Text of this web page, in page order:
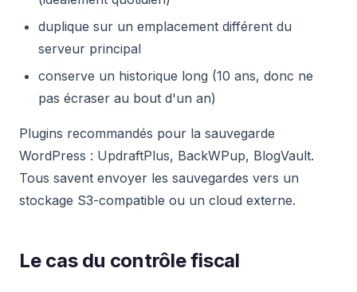
duplique sur un emplacement différent du
serveur principal
conserve un historique long (10 ans, donc ne
pas écraser au bout d'un an)
Plugins recommandés pour la sauvegarde
WordPress : UpdraftPlus, BackWPup, BlogVault.
Tous savent envoyer les sauvegardes vers un
stockage S3-compatible ou un cloud externe.
Le cas du contrôle fiscal